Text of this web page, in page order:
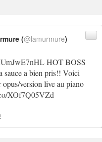
HOT BOSS
a bien pris!! Voici
opus/version live au piano
XOf7Q05VZd
(@lamurmure)